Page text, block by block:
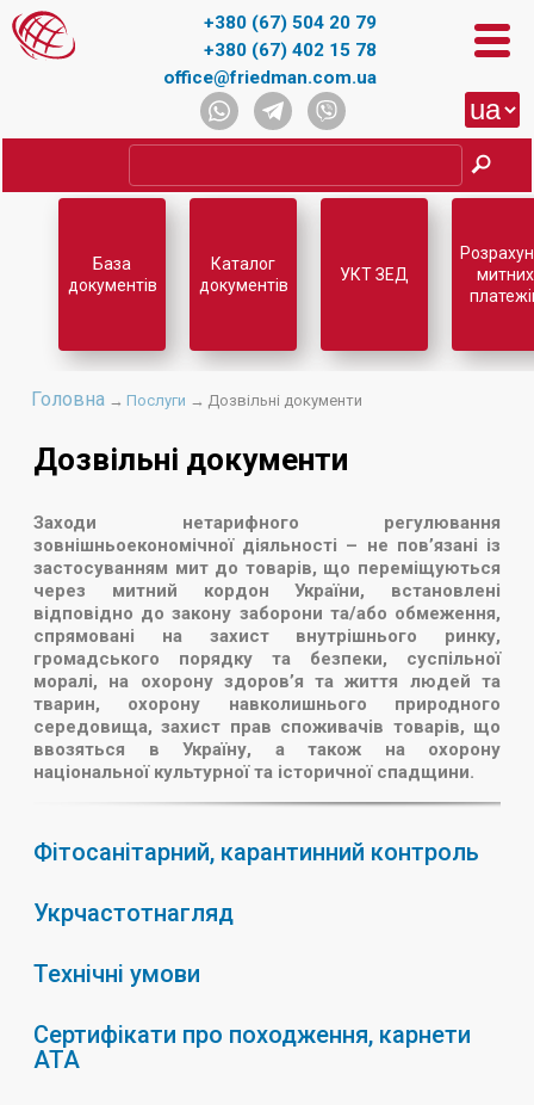
+380 (67) 504 20 79
+380 (67) 402 15 78
office@friedman.com.ua
Головна → Послуги → Дозвільні документи
Дозвільні документи
Заходи нетарифного регулювання
зовнішньоекономічної діяльності – не пов’язані із
застосуванням мит до товарів, що переміщуються
через митний кордон України, встановлені
відповідно до закону заборони та/або обмеження,
спрямовані на захист внутрішнього ринку,
громадського порядку та безпеки, суспільної
моралі, на охорону здоров’я та життя людей та
тварин, охорону навколишнього природного
середовища, захист прав споживачів товарів, що
ввозяться в Україну, а також на охорону
національної культурної та історичної спадщини.
Фітосанітарний, карантинний контроль
Укрчастотнагляд
Технічні умови
Сертифікати про походження, карнети
АТА
База
документів
Каталог
документів
УКТ ЗЕД
митних